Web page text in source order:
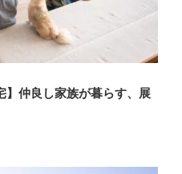
】仲良し家族が暮らす、展